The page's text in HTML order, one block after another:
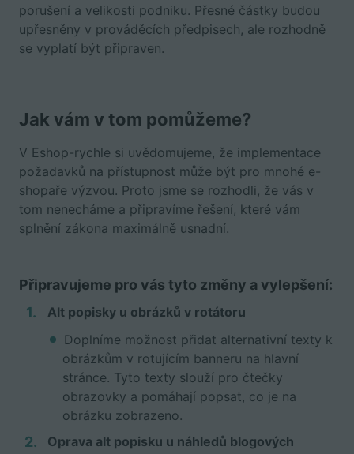
porušení a velikosti podniku. Přesné částky budou
upřesněny v prováděcích předpisech, ale rozhodně
se vyplatí být připraven.
Jak vám v tom pomůžeme?
V Eshop-rychle si uvědomujeme, že implementace
požadavků na přístupnost může být pro mnohé e-
shopaře výzvou. Proto jsme se rozhodli, že vás v
tom nenecháme a připravíme řešení, které vám
splnění zákona maximálně usnadní.
Připravujeme pro vás tyto změny a vylepšení:
Alt popisky u obrázků v rotátoru
Doplníme možnost přidat alternativní texty k
obrázkům v rotujícím banneru na hlavní
stránce. Tyto texty slouží pro čtečky
obrazovky a pomáhají popsat, co je na
obrázku zobrazeno.
Oprava alt popisku u náhledů blogových